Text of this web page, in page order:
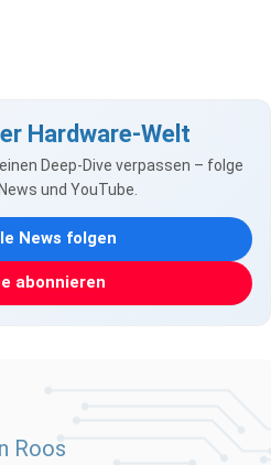
Hardware-Welt
Deep-Dive verpassen – folge
und YouTube.
News folgen
abonnieren
Roos